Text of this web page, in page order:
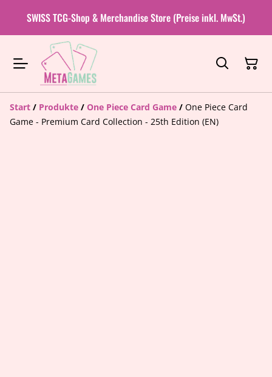
SWISS TCG-Shop & Merchandise Store (Preise inkl. MwSt.)
Start / Produkte / One Piece Card Game / One Piece Card
Game - Premium Card Collection - 25th Edition (EN)